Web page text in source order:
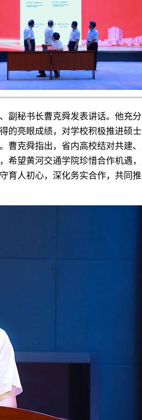
副秘书长曹克舜发表讲话。他充
的亮眼成绩，对学校积极推进硕
曹克舜指出，省内高校结对共建
希望黄河交通学院珍惜合作机遇
育人初心，深化务实合作，共同